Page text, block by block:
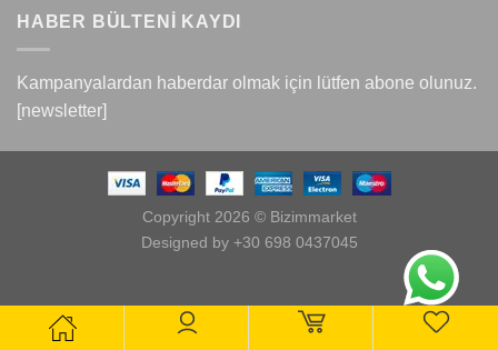
HABER BÜLTENİ KAYDI
Kampanyalardan haberdar olmak için lütfen abone olunuz.
[newsletter]
Copyright 2026 © Bizimmarket
Designed by +30 698 0437045